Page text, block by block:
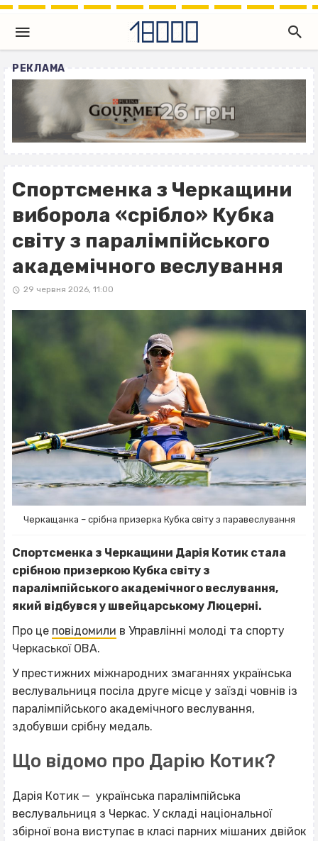
РЕКЛАМА
Спортсменка з Черкащини
виборола «срібло» Кубка
світу з паралімпійського
академічного веслування
29 червня 2026, 11:00
Черкащанка – срібна призерка Кубка світу з паравеслування
Спортсменка з Черкащини Дарія Котик стала
срібною призеркою Кубка світу з
паралімпійського академічного веслування,
який відбувся у швейцарському Люцерні.
Про це повідомили в Управлінні молоді та спорту
Черкаської ОВА.
У престижних міжнародних змаганнях українська
веслувальниця посіла друге місце у заїзді човнів із
паралімпійського академічного веслування,
здобувши срібну медаль.
Що відомо про Дарію Котик?
Дарія Котик — українська паралімпійська
веслувальниця з Черкас. У складі національної
збірної вона виступає в класі парних мішаних двійок